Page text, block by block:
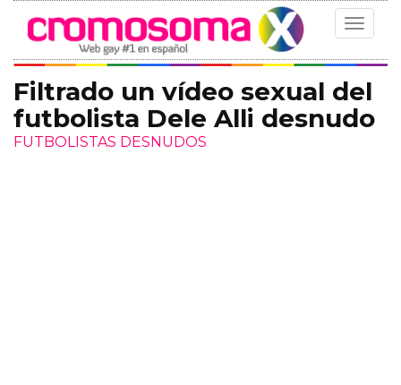
Toggle
Filtrado un vídeo sexual del
futbolista Dele Alli desnudo
FUTBOLISTAS DESNUDOS